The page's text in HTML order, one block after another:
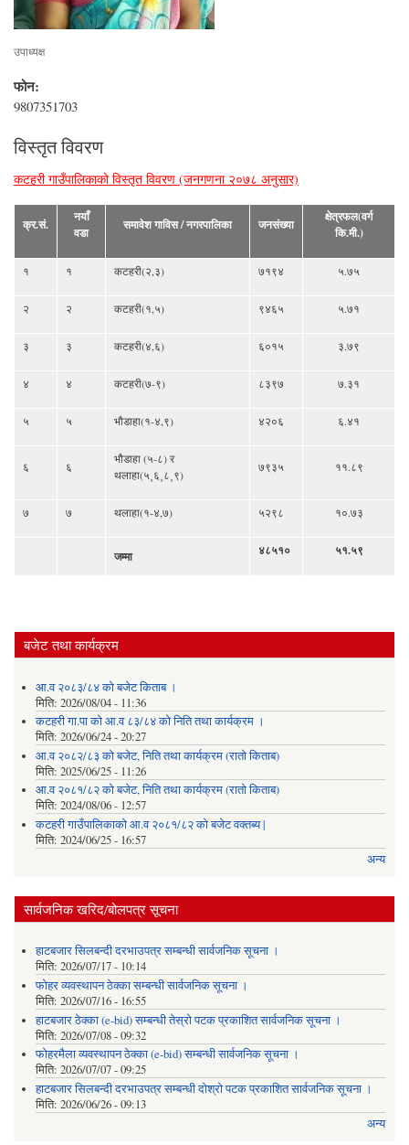
उपाध्यक्ष
फोन:
9807351703
विस्तृत विवरण
कटहरी गाउँपालिकाको विस्तृत विवरण (जनगणना २०७८ अनुसार)
क्र.सं.
नयाँ
वडा
समावेश गाविस / नगरपालिका जनसंख्या
क्षेत्रफल(वर्ग
कि.मी.)
१ १ कटहरी(२,३) ७१९४ ५.७५
२ २ कटहरी(१,५) ९४६५ ५.७१
३ ३ कटहरी(४,६) ६०१५ ३.७९
४ ४ कटहरी(७-९) ८३९७ ७.३१
५ ५ भौडाहा(१-४,९) ४२०६ ६.४१
६ ६
भौडाहा (५-८) र
थलाहा(५¸६¸८¸९)
७९३५ ११.८९
७ ७ थलाहा(१-४,७) ५२९८ १०.७३
जम्मा ४८५१० ५१.५९
बजेट तथा कार्यक्रम
आ.व २०८३/८४ को बजेट किताब ।
मिति: 2026/08/04 - 11:36
कटहरी गा.पा को आ.व ८३/८४ को निति तथा कार्यक्रम ।
मिति: 2026/06/24 - 20:27
आ.व २०८२/८३ को बजेट, निति तथा कार्यक्रम (रातो किताब)
मिति: 2025/06/25 - 11:26
आ.व २०८१/८२ को बजेट, निति तथा कार्यक्रम (रातो किताब)
मिति: 2024/08/06 - 12:57
कटहरी गाउँपालिकाको आ.व २०८१/८२ को बजेट वक्तब्य |
मिति: 2024/06/25 - 16:57
अन्य
सार्वजनिक खरिद/बोलपत्र सूचना
हाटबजार सिलबन्दी दरभाउपत्र सम्बन्धी सार्वजनिक सूचना ।
मिति: 2026/07/17 - 10:14
फोहर व्यवस्थापन ठेक्का सम्बन्धी सार्वजनिक सूचना ।
मिति: 2026/07/16 - 16:55
हाटबजार ठेक्का (e-bid) सम्बन्धी तेस्रो पटक प्रकाशित सार्वजनिक सूचना ।
मिति: 2026/07/08 - 09:32
फोहरमैला व्यवस्थापन ठेक्का (e-bid) सम्बन्धी सार्वजनिक सूचना ।
मिति: 2026/07/07 - 09:25
हाटबजार सिलबन्दी दरभाउपत्र सम्बन्धी दोश्रो पटक प्रकाशित सार्वजनिक सूचना ।
मिति: 2026/06/26 - 09:13
अन्य